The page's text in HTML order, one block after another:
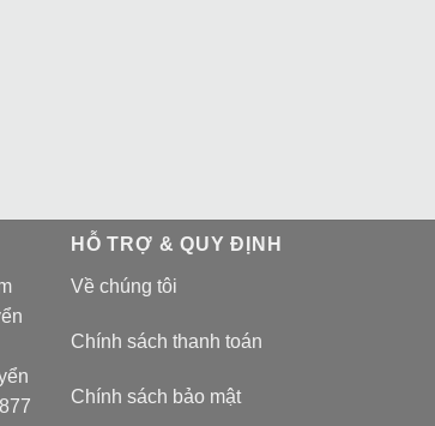
HỖ TRỢ & QUY ĐỊNH
Về chúng tôi
Chính sách thanh toán
Chính sách bảo mật